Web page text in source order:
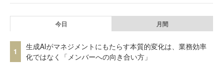
今日 月間
1
生成AIがマネジメントにもたらす本質的変化は、業務効率
化ではなく「メンバーへの向き合い方」